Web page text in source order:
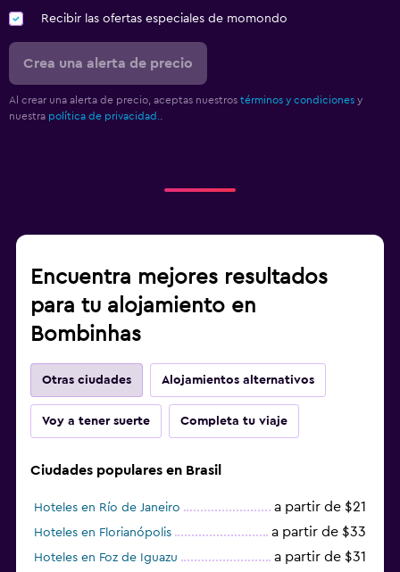
Recibir las ofertas especiales de momondo
Crea una alerta de precio
Al crear una alerta de precio, aceptas nuestros términos y condiciones y
nuestra política de privacidad.
Encuentra mejores resultados
para tu alojamiento en
Bombinhas
Otras ciudades Alojamientos alternativos
Voy a tener suerte Completa tu viaje
Ciudades populares en Brasil
Hoteles en Río de Janeiro a partir de $21
Hoteles en Florianópolis a partir de $33
Hoteles en Foz de Iguazu a partir de $31